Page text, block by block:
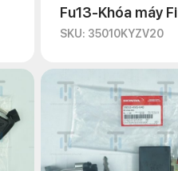
Fu13-Khóa máy Fi
SKU: 35010KYZV20